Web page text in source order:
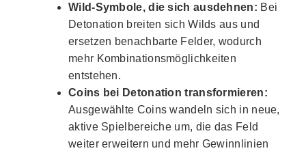
Wild-Symbole, die sich ausdehnen: Bei
Detonation breiten sich Wilds aus und
ersetzen benachbarte Felder, wodurch
mehr Kombinationsmöglichkeiten
entstehen.
Coins bei Detonation transformieren:
Ausgewählte Coins wandeln sich in neue,
aktive Spielbereiche um, die das Feld
weiter erweitern und mehr Gewinnlinien